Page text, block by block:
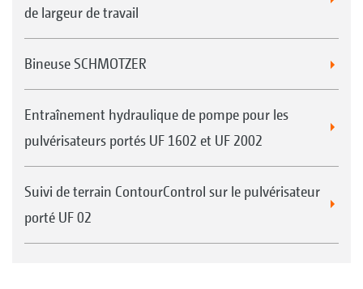
de largeur de travail
Bineuse SCHMOTZER
Entraînement hydraulique de pompe pour les
pulvérisateurs portés UF 1602 et UF 2002
Suivi de terrain ContourControl sur le pulvérisateur
porté UF 02